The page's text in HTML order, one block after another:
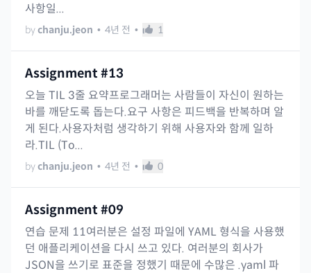
사항일...
bychanju.jeon • 4년 전 • 1
Assignment #13
오늘 TIL 3줄 요약프로그래머는 사람들이 자신이 원하는
바를 깨닫도록 돕는다.요구 사항은 피드백을 반복하며 알
게 된다.사용자처럼 생각하기 위해 사용자와 함께 일하
라.TIL (To...
bychanju.jeon • 4년 전 • 0
Assignment #09
연습 문제 11여러분은 설정 파일에 YAML 형식을 사용했
던 애플리케이션을 다시 쓰고 있다. 여러분의 회사가
JSON을 쓰기로 표준을 정했기 때문에 수많은 .yaml 파